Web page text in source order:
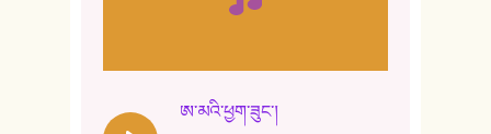
ཨ་མའི་ཕྱག་ཟུང་།